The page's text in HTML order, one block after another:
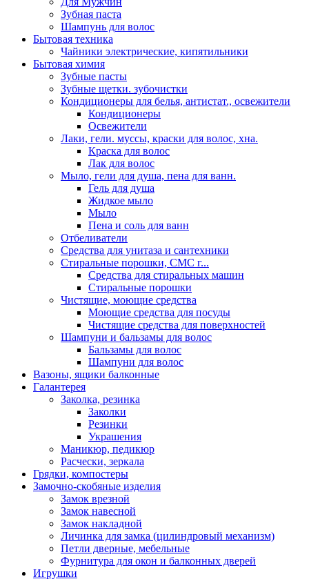
Зубная паста
Шампунь для волос
Бытовая техника
Чайники электрические, кипятильники
Бытовая химия
Зубные пасты
Зубные щетки. зубочистки
Кондиционеры для белья, антистат., освежители
Кондиционеры
Освежители
Лаки, гели. муссы, краски для волос, хна.
Краска для волос
Лак для волос
Мыло, гели для душа, пена для ванн.
Гель для душа
Жидкое мыло
Мыло
Пена и соль для ванн
Отбеливатели
Средства для унитаза и сантехники
Стиральные порошки, СМС г...
Средства для стиральных машин
Стиральные порошки
Чистящие, моющие средства
Моющие средства для посуды
Чистящие средства для поверхностей
Шампуни и бальзамы для волос
Бальзамы для волос
Шампуни для волос
Вазоны, ящики балконные
Галантерея
Заколка, резинка
Заколки
Резинки
Украшения
Маникюр, педикюр
Расчески, зеркала
Грядки, компостеры
Замочно-скобяные изделия
Замок врезной
Замок навесной
Замок накладной
Личинка для замка (цилиндровый механизм)
Петли дверные, мебельные
Фурнитура для окон и балконных дверей
Игрушки